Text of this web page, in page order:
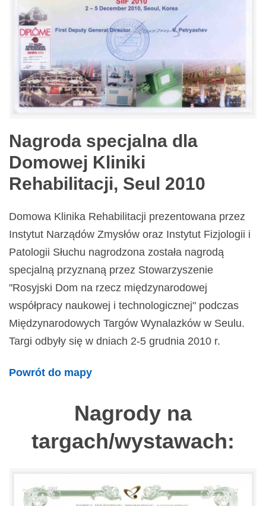
Nagroda specjalna dla
Domowej Kliniki
Rehabilitacji, Seul 2010
Domowa Klinika Rehabilitacji prezentowana przez
Instytut Narządów Zmysłów oraz Instytut Fizjologii i
Patologii Słuchu nagrodzona została nagrodą
specjalną przyznaną przez Stowarzyszenie
"Rosyjski Dom na rzecz międzynarodowej
współpracy naukowej i technologicznej" podczas
Międzynarodowych Targów Wynalazków w Seulu.
Targi odbyły się w dniach 2-5 grudnia 2010 r.
Powrót do mapy
Nagrody na
targach/wystawach: